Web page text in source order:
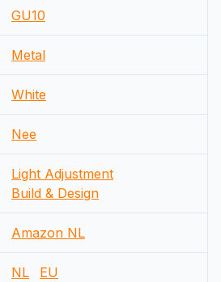
GU10
Metal
White
Nee
Light Adjustment
Build & Design
Amazon NL
NL EU